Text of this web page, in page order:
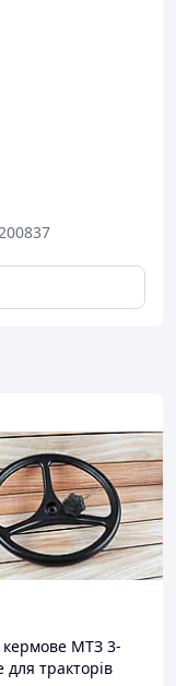
кермове МТЗ 3-
для тракторів